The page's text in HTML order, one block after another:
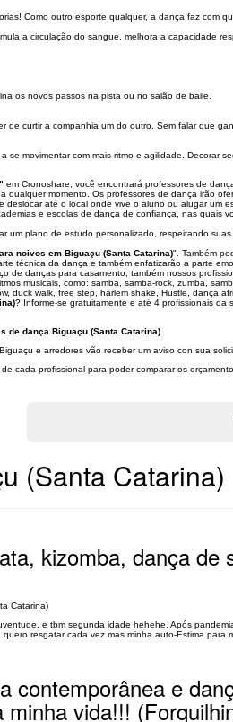
Como outro esporte qualquer, a dança faz com
a circulação do sangue, melhora a capacidade
os novos passos na pista ou no salão de baile.
de curtir a companhia um do outro. Sem falar que
movimentar com mais ritmo e agilidade. Decorar
em Cronoshare, você encontrará professores de
qualquer momento. Os professores de dança irão
até o local onde vive o aluno ou alugar um
e escolas de dança de confiança, nas
um plano de estudo personalizado, respeitando
noivos em Biguaçu (Santa Catarina)". Também
técnica da dança e também enfatizarão a parte
de danças para casamento, também nossos
musicais, como: samba, samba-rock, zumba,
duck walk, free step, harlem shake, Hustle, dança
? Informe-se gratuitamente e até 4 profissionais da
de dança Biguaçu (Santa Catarina)
e arredores vão receber um aviso con sua
cada profissional para poder comparar os
(Santa Catarina)
kizomba, dança
Catarina)
e tbm segunda idade hehehe. Após
resgatar cada vez mas minha auto-Estima
contemporânea e
vida!!!